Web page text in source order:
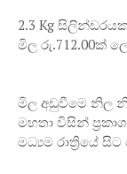
2.3 Kg
මිල රු.712.00ක්
මිල අඩුවීමෙ නිල
මහතා විසින්
මධ්‍යම රාත්‍රියේ